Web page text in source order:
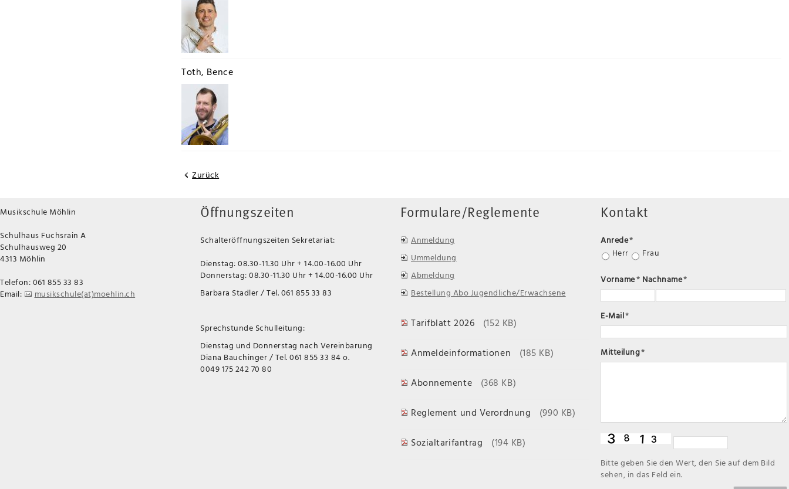
Toth, Bence
Zurück
Musikschule Möhlin
Schulhaus Fuchsrain A
Schulhausweg 20
4313 Möhlin
Telefon: 061 855 33 83
Email:
musikschule(at)moehlin.ch
Öffnungszeiten
Schalteröffnungszeiten Sekretariat:
Dienstag: 08.30-11.30 Uhr + 14.00-16.00 Uhr
Donnerstag: 08.30-11.30 Uhr + 14.00-16.00 Uhr
Barbara Stadler / Tel. 061 855 33 83
Sprechstunde Schulleitung:
Dienstag und Donnerstag nach Vereinbarung
Diana Bauchinger / Tel. 061 855 33 84 o.
0049 175 242 70 80
Formulare/Reglemente
Anmeldung
Ummeldung
Abmeldung
Bestellung Abo Jugendliche/Erwachsene
Tarifblatt 2026 (152 KB)
Anmeldeinformationen (185 KB)
Abonnemente (368 KB)
Reglement und Verordnung (990 KB)
Sozialtarifantrag (194 KB)
Kontakt
Anrede*
Herr
Frau
Vorname* Nachname*
E-Mail*
Mitteilung*
Bitte geben Sie den Wert, den Sie auf dem Bild
sehen, in das Feld ein.